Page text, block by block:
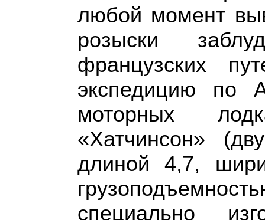
любой момент
розыски
французских
экспедицию по
моторных
«Хатчинсон»
длиной 4,7,
специально